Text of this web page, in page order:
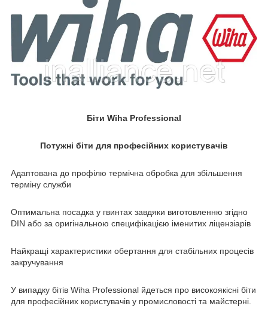
Біти Wiha Professional
Потужні біти для професійних користувачів
Адаптована до профілю термічна обробка для збільшення
терміну служби
Оптимальна посадка у гвинтах завдяки виготовленню згідно
DIN або за оригінальною специфікацією іменитих ліцензіарів
Найкращі характеристики обертання для стабільних процесів
закручування
У випадку бітів Wiha Professional йдеться про високоякісні біти
для професійних користувачів у промисловості та майстерні.